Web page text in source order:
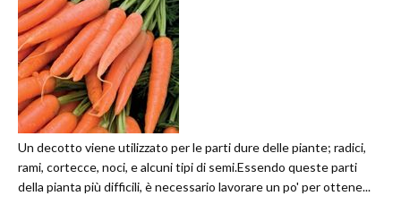
Un decotto viene utilizzato per le parti dure delle piante; radici,
rami, cortecce, noci, e alcuni tipi di semi.Essendo queste parti
della pianta più difficili, è necessario lavorare un po' per ottene...